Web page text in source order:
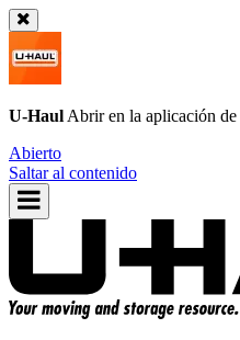
U-Haul Abrir en la aplicación de
Abierto
Saltar al contenido